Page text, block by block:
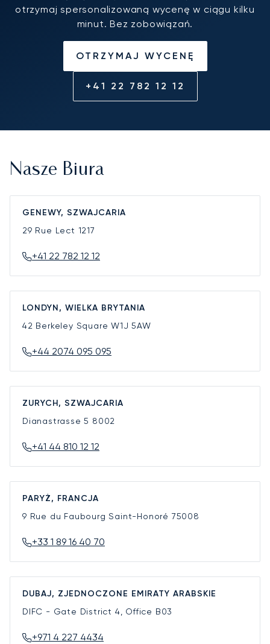
otrzymaj spersonalizowaną wycenę w ciągu kilku
minut. Bez zobowiązań.
OTRZYMAJ WYCENĘ
+41 22 782 12 12
Nasze Biura
GENEWY, SZWAJCARIA
29 Rue Lect 1217
+41 22 782 12 12
LONDYN, WIELKA BRYTANIA
42 Berkeley SquareW1J 5AW
+44 2074 095 095
ZURYCH, SZWAJCARIA
Dianastrasse 5 8002
+41 44 810 12 12
PARYŻ, FRANCJA
9 Rue du Faubourg Saint-Honoré 75008
+33 1 89 16 40 70
DUBAJ, ZJEDNOCZONE EMIRATY ARABSKIE
DIFC - Gate District 4, Office B03
+971 4 227 4434